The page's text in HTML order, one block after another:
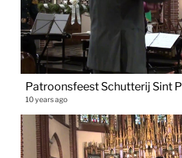
10 years ago